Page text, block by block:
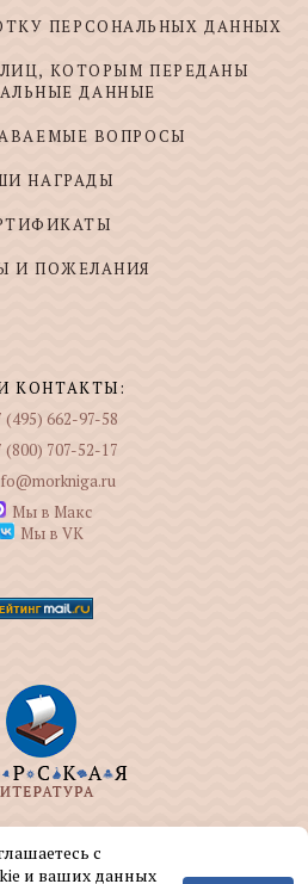
ПЕРСОНАЛЬНЫХ ДАННЫХ
КОТОРЫМ ПЕРЕДАНЫ
ДАННЫЕ
ВОПРОСЫ
НАГРАДЫ
И ПОЖЕЛАНИЯ
КОНТАКТЫ:
(495) 662-97-58
(800) 707-52-17
Мы в Макс
Мы в VK
изданием и
на морскую тематику.
с
и ваших данных